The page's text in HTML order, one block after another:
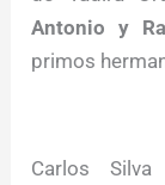
Antonio y
primos
Carlos